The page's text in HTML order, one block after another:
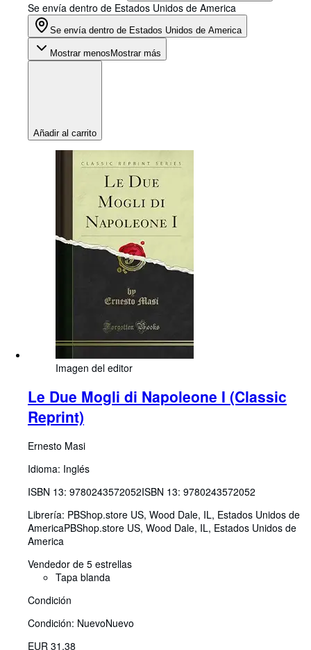
Se envía dentro de Estados Unidos de America
Se envía dentro de Estados Unidos de America
Mostrar menosMostrar más
Añadir al carrito
Imagen del editor
Le Due Mogli di Napoleone I (Classic
Reprint)
Ernesto Masi
Idioma: Inglés
ISBN 13: 9780243572052ISBN 13: 9780243572052
Librería: PBShop.store US, Wood Dale, IL, Estados Unidos de
AmericaPBShop.store US, Wood Dale, IL, Estados Unidos de
America
Vendedor de 5 estrellas
Tapa blanda
Condición
Condición: NuevoNuevo
EUR 31,38